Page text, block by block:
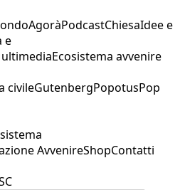
AgoràPodcastChiesaIdee e
e
Ecosistema avvenire
civileGutenbergPopotusPop
AvvenireShopContatti